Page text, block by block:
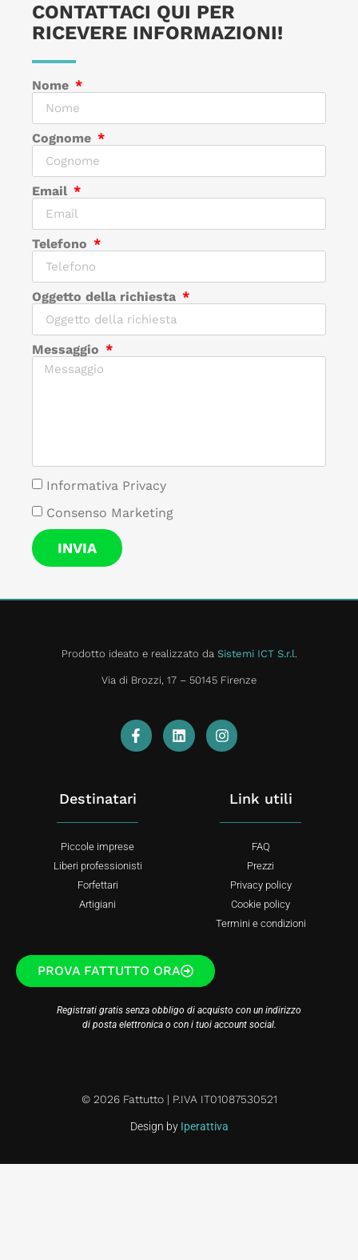
CONTATTACI QUI PER
RICEVERE INFORMAZIONI!
Nome
Cognome
Email
Telefono
Oggetto della richiesta
Messaggio
Informativa Privacy
Consenso Marketing
INVIA
Prodotto ideato e realizzato da Sistemi ICT S.r.l
Via di Brozzi, 17 – 50145 Firenze
Destinatari
Piccole imprese
Liberi professionisti
Forfettari
Artigiani
Link utili
FAQ
Prezzi
Privacy policy
Cookie policy
Termini e condizioni
PROVA FATTUTTO ORA
Registrati gratis senza obbligo di acquisto con un indirizzo
di posta elettronica o con i tuoi account social.
© 2026 Fattutto | P.IVA IT01087530521
Design by Iperattiva